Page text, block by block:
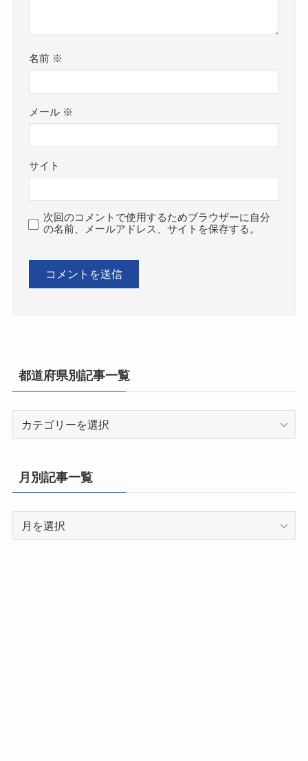
名前 ※
メール ※
サイト
次回のコメントで使用するためブラウザーに自分
の名前、メールアドレス、サイトを保存する。
都道府県別記事一覧
県
別
一
月別記事一覧